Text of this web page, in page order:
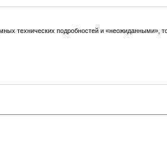
технических подробностей и «неожиданными»,